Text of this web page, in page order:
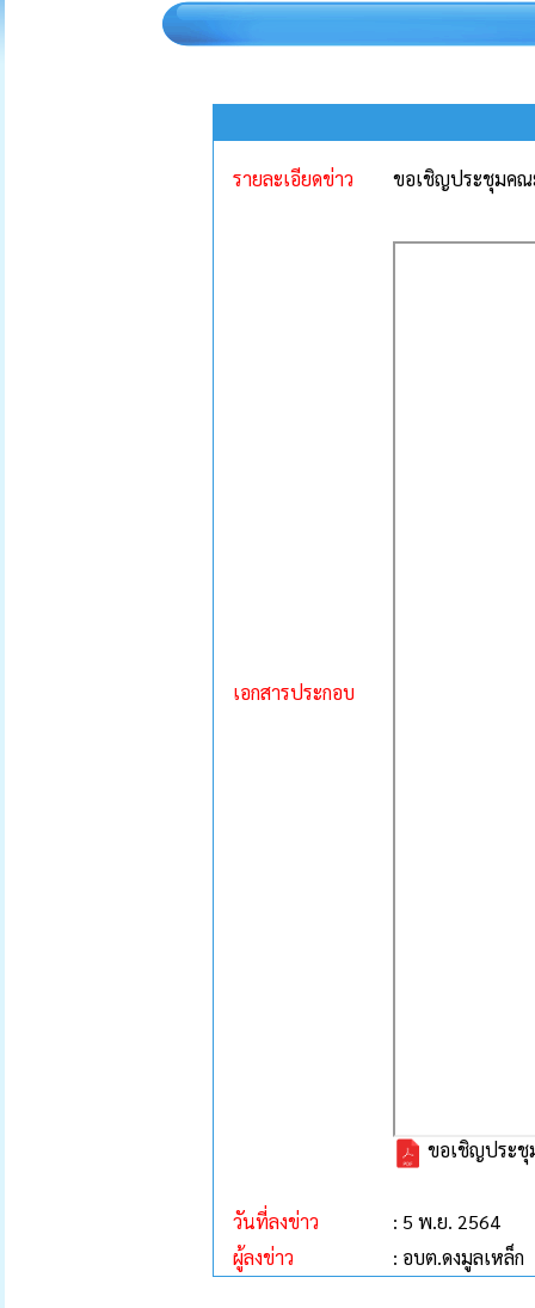
รายละเอียดข่าว ขอเชิญประชุมคณ
เอกสารประกอบ
ขอเชิญประชุ
วันที่ลงข่าว
: 5 พ.ย. 2564
ผู้ลงข่าว
: อบต.ดงมูลเหล็ก